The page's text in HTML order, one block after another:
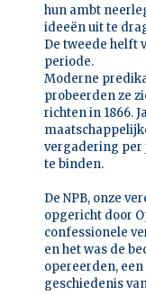
hun ambt
ideeën uit te
De tweede helft
periode.
Moderne
probeerden ze
richten in 1866.
vergadering per
te binden.
De NPB, onze
opgericht door
confessionele
en het was de
opereerden,
geschiedenis